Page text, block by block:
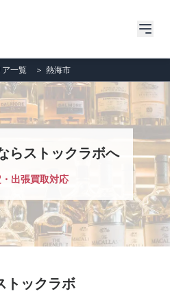
ア一覧 ＞ 熱海市
らストックラボへ
出張買取対応
トックラボ